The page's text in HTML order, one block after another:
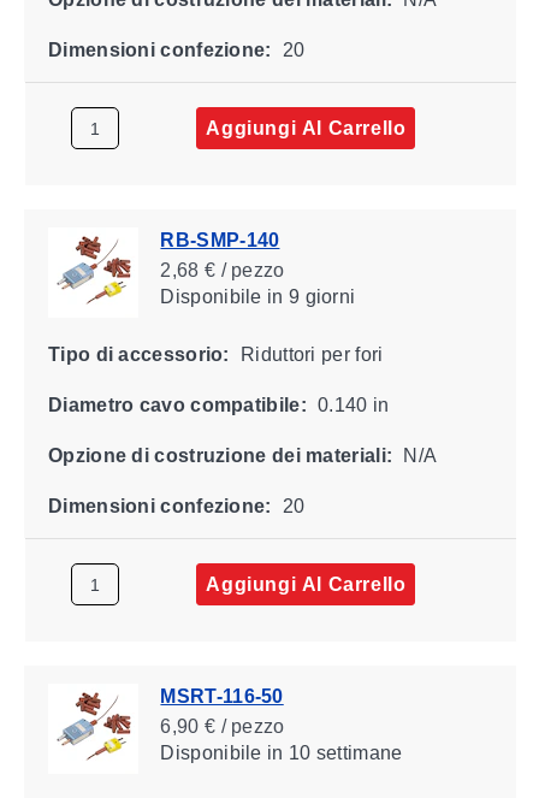
Dimensioni confezione: 20
Aggiungi Al Carrello
RB-SMP-140
2,68 € / pezzo
Disponibile in 9 giorni
Tipo di accessorio: Riduttori per fori
Diametro cavo compatibile: 0.140 in
Opzione di costruzione dei materiali: N/A
Dimensioni confezione: 20
Aggiungi Al Carrello
MSRT-116-50
6,90 € / pezzo
Disponibile in 10 settimane